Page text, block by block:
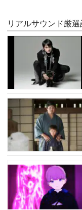
リアルサウンド厳